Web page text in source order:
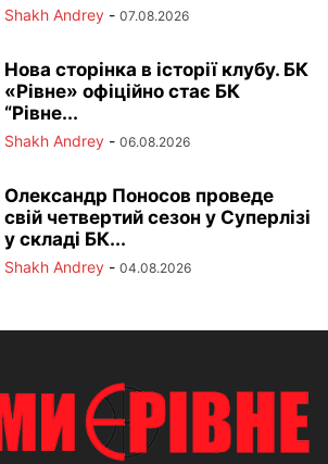
Shakh Andrey - 07.08.2026
Нова сторінка в історії клубу. БК
«Рівне» офіційно стає БК
“Рівне...
Shakh Andrey - 06.08.2026
Олександр Поносов проведе
свій четвертий сезон у Суперлізі
у складі БК...
Shakh Andrey - 04.08.2026